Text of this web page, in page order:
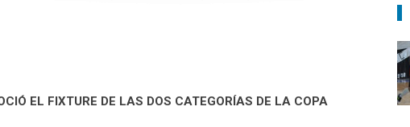
EL FIXTURE DE LAS DOS CATEGORÍAS DE LA COPA